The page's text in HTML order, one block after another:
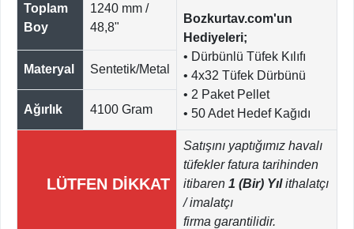
Bozkurtav.com'un
Hediyeleri;
• Dürbünlü Tüfek Kılıfı
• 4x32 Tüfek Dürbünü
• 2 Paket Pellet
• 50 Adet Hedef Kağıdı
Toplam
Boy
1240 mm /
48,8"
Materyal Sentetik/Metal
Ağırlık 4100 Gram
LÜTFEN DİKKAT
Satışını yaptığımız havalı
tüfekler fatura tarihinden
itibaren 1 (Bir) Yılithalatçı
/ imalatçı
firma garantilidir.